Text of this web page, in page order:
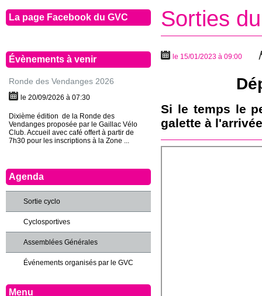
Sorties
le 15/01/2023 à 09:00
Si le temps le
galette à
La page Facebook du GVC
Évènements à venir
Ronde des Vendanges 2026
le 20/09/2026 à 07:30
Dixième édition de la Ronde des
Vendanges proposée par le Gaillac Vélo
Club. Accueil avec café offert à partir de
7h30 pour les inscriptions à la Zone ...
Agenda
Sortie cyclo
Cyclosportives
Assemblées Générales
Événements organisés par le GVC
Menu